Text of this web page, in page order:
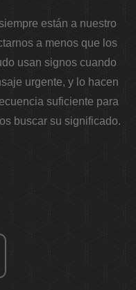
están a nuestro
a menos que los
usan signos cuando
urgente, y lo hacen
suficiente para
buscar su significado.